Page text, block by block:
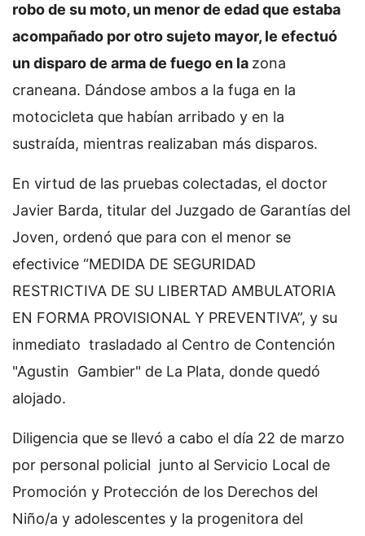
robo de su moto, un menor de edad que estaba
acompañado por otro sujeto mayor, le efectuó
un disparo de arma de fuego en la zona
craneana. Dándose ambos a la fuga en la
motocicleta que habían arribado y en la
sustraída, mientras realizaban más disparos.
En virtud de las pruebas colectadas, el doctor
Javier Barda, titular del Juzgado de Garantías del
Joven, ordenó que para con el menor se
efectivice “MEDIDA DE SEGURIDAD
RESTRICTIVA DE SU LIBERTAD AMBULATORIA
EN FORMA PROVISIONAL Y PREVENTIVA”, y su
inmediato trasladado al Centro de Contención
"Agustin Gambier" de La Plata, donde quedó
alojado.
Diligencia que se llevó a cabo el día 22 de marzo
por personal policial junto al Servicio Local de
Promoción y Protección de los Derechos del
Niño/a y adolescentes y la progenitora del